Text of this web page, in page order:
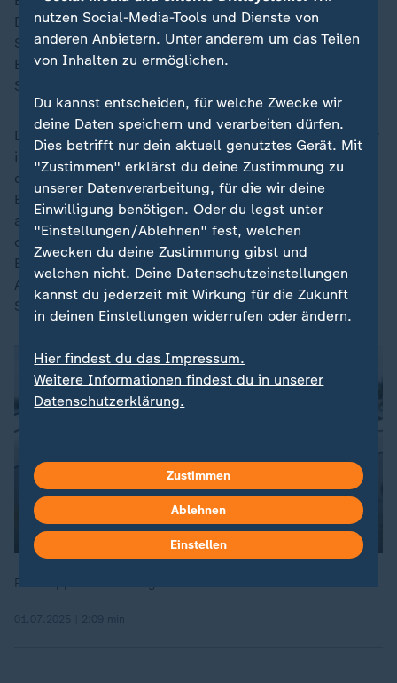
Die Überwachungstechnik arbeitet mit hohen
Sicherheitsstandards. Die Bilddaten werden laut
Betreiber ausschließlich in Echtzeit auf einem lokalen
Server direkt vor Ort im Freibad verarbeitet.
Die Videobilder der Badegäste werden demnach weder
im Internet noch auf externen Cloud-Servern
dauerhaft gespeichert. Ein Abfließen von sensiblen
Bildern an die Öffentlichkeit sei technisch
ausgeschlossen. Auch das Badpersonal habe keinen
dauerhaften Zugriff auf die Videostreams. Die
Bilddaten werden nur im konkreten Moment eines
Alarms und ausschließlich zur Lebensrettung auf der
Smartwatch sichtbar.
Profi-Tipps vom Rettungsschwimmer.
nutzen Social-Media-Tools und Dienste von
anderen Anbietern. Unter anderem um das Teilen
von Inhalten zu ermöglichen.
Du kannst entscheiden, für welche Zwecke wir
deine Daten speichern und verarbeiten dürfen.
Dies betrifft nur dein aktuell genutztes Gerät. Mit
"Zustimmen" erklärst du deine Zustimmung zu
unserer Datenverarbeitung, für die wir deine
Einwilligung benötigen. Oder du legst unter
"Einstellungen/Ablehnen" fest, welchen
Zwecken du deine Zustimmung gibst und
welchen nicht. Deine Datenschutzeinstellungen
kannst du jederzeit mit Wirkung für die Zukunft
in deinen Einstellungen widerrufen oder ändern.
Hier findest du das Impressum.
Weitere Informationen findest du in unserer
Datenschutzerklärung.
Zustimmen
Ablehnen
Einstellen